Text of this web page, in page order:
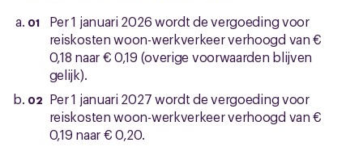
Per 1 januari 2026 wordt de vergoeding voor
reiskosten woon-werkverkeer verhoogd van €
0,18 naar € 0,19 (overige voorwaarden blijven
gelijk).
Per 1 januari 2027 wordt de vergoeding voor
reiskosten woon-werkverkeer verhoogd van €
0,19 naar € 0,20.